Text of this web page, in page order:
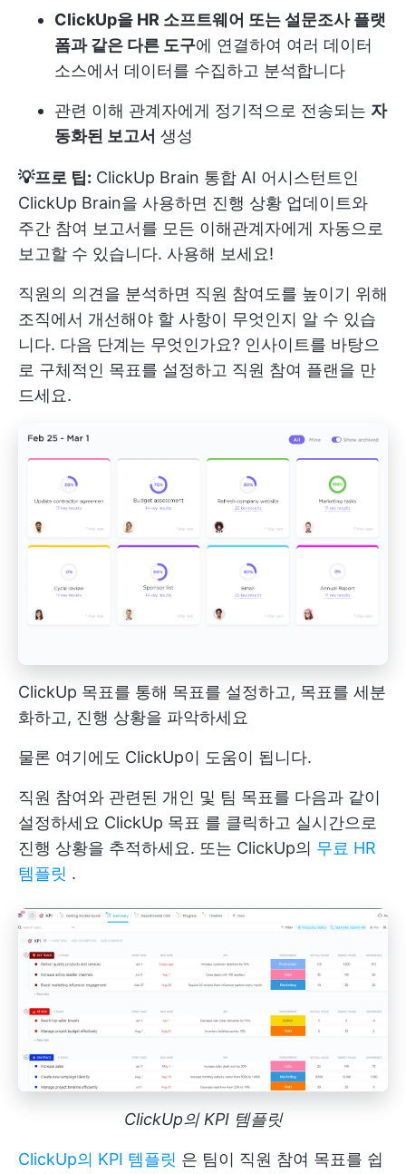
ClickUp을 HR 소프트웨어 또는 설문조사 플랫
폼과 같은 다른 도구에 연결하여 여러 데이터
소스에서 데이터를 수집하고 분석합니다
관련 이해 관계자에게 정기적으로 전송되는 자
동화된 보고서 생성
💡프로 팁: ClickUp Brain 통합 AI 어시스턴트인
ClickUp Brain을 사용하면 진행 상황 업데이트와
주간 참여 보고서를 모든 이해관계자에게 자동으로
보고할 수 있습니다. 사용해 보세요!
직원의 의견을 분석하면 직원 참여도를 높이기 위해
조직에서 개선해야 할 사항이 무엇인지 알 수 있습
니다. 다음 단계는 무엇인가요? 인사이트를 바탕으
로 구체적인 목표를 설정하고 직원 참여 플랜을 만
드세요.
ClickUp 목표를 통해 목표를 설정하고, 목표를 세분
화하고, 진행 상황을 파악하세요
물론 여기에도 ClickUp이 도움이 됩니다.
직원 참여와 관련된 개인 및 팀 목표를 다음과 같이
설정하세요 ClickUp 목표 를 클릭하고 실시간으로
진행 상황을 추적하세요. 또는 ClickUp의 무료 HR
템플릿 .
ClickUp의 KPI 템플릿
ClickUp의 KPI 템플릿 은 팀이 직원 참여 목표를 쉽